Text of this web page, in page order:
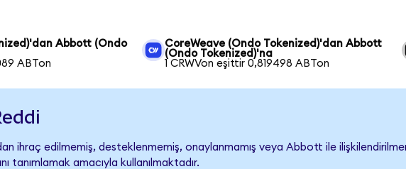
Abbott (Ondo
ABTon
CoreWeave (Ondo Tokenized)'dan Abbott
(Ondo Tokenized)'na
1 CRWVon eşittir 0,819498 ABTon
ihraç edilmemiş, desteklenmemiş, onaylanmamış veya Abbott ile
tanımlamak amacıyla kullanılmaktadır.